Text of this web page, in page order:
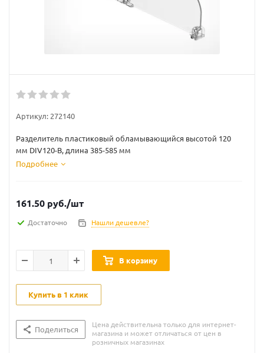
Артикул: 272140
Разделитель пластиковый обламывающийся высотой 120
мм DIV120-B, длина 385-585 мм
Подробнее
161.50 руб./шт
Достаточно Нашли дешевле?
В корзину
Купить в 1 клик
Поделиться
Цена действительна только для интернет-
магазина и может отличаться от цен в
розничных магазинах